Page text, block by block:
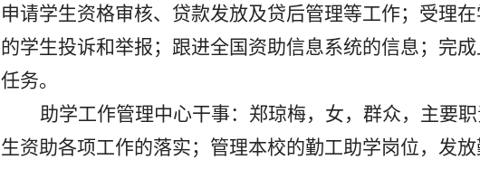
申请学生资格审核、贷款发放及贷后管理等工作；受理
的学生投诉和举报；跟进全国资助信息系统的信息；完
任务。
助学工作管理中心干事：郑琼梅，女，群众，主要
生资助各项工作的落实；管理本校的勤工助学岗位，发